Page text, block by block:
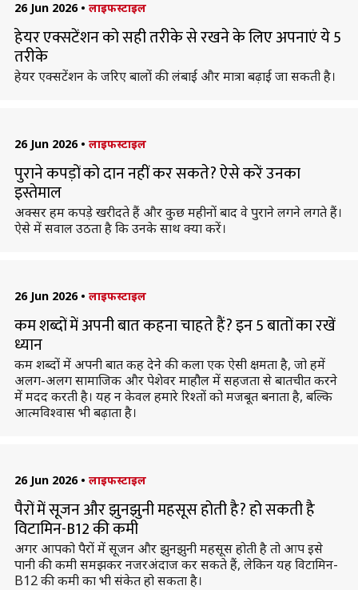
26 Jun 2026 • लाइफस्टाइल
हेयर एक्सटेंशन को सही तरीके से रखने के लिए अपनाएं ये 5
तरीके
हेयर एक्सटेंशन के जरिए बालों की लंबाई और मात्रा बढ़ाई जा सकती है।
26 Jun 2026 • लाइफस्टाइल
पुराने कपड़ों को दान नहीं कर सकते? ऐसे करें उनका
इस्तेमाल
अक्सर हम कपड़े खरीदते हैं और कुछ महीनों बाद वे पुराने लगने लगते हैं।
ऐसे में सवाल उठता है कि उनके साथ क्या करें।
26 Jun 2026 • लाइफस्टाइल
कम शब्दों में अपनी बात कहना चाहते हैं? इन 5 बातों का रखें
ध्यान
कम शब्दों में अपनी बात कह देने की कला एक ऐसी क्षमता है, जो हमें
अलग-अलग सामाजिक और पेशेवर माहौल में सहजता से बातचीत करने
में मदद करती है। यह न केवल हमारे रिश्तों को मजबूत बनाता है, बल्कि
आत्मविश्वास भी बढ़ाता है।
26 Jun 2026 • लाइफस्टाइल
पैरों में सूजन और झुनझुनी महसूस होती है? हो सकती है
विटामिन-B12 की कमी
अगर आपको पैरों में सूजन और झुनझुनी महसूस होती है तो आप इसे
पानी की कमी समझकर नजरअंदाज कर सकते हैं, लेकिन यह विटामिन-
B12 की कमी का भी संकेत हो सकता है।